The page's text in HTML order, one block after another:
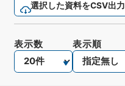
選択した資料をCSV出力
表示数 表示順